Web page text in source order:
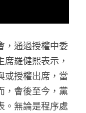
，通過授權中委
羅健熙表示，
或授權出席，當
，會後至今，黨
。無論是程序處